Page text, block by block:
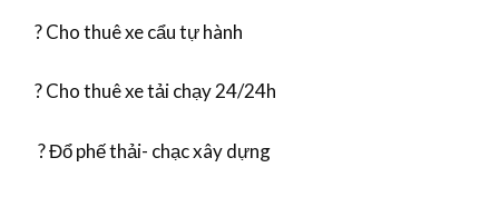
? Cho thuê xe cẩu tự hành
? Cho thuê xe tải chạy 24/24h
? Đổ phế thải- chạc xây dựng